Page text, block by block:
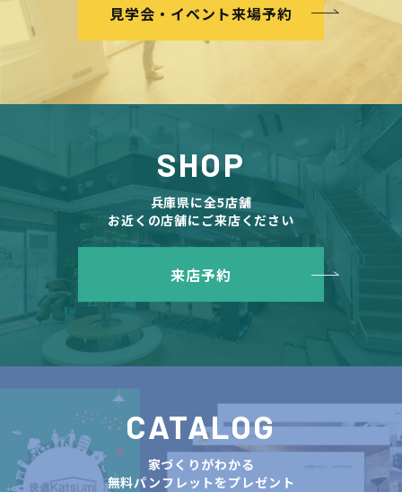
見学会・イベント来場予約
SHOP
兵庫県に全5店舗
お近くの店舗にご来店ください
来店予約
CATALOG
家づくりがわかる
無料パンフレットをプレゼント